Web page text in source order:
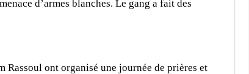
d’armes blanches. Le gang a fait des
Rassoul ont organisé une journée de prières et